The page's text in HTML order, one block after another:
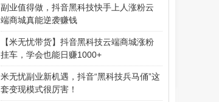
副业值得做，抖音黑科技快手上人涨粉云
端商城真能逆袭赚钱
【米无忧带货】抖音黑科技云端商城涨粉
挂车，学会也能日赚1000+
米无忧副业新机遇，抖音“黑科技兵马俑”这
套变现模式很厉害！